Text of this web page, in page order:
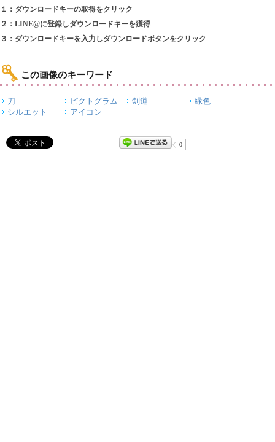
１：ダウンロードキーの取得をクリック
２：LINE@に登録しダウンロードキーを獲得
３：ダウンロードキーを入力しダウンロードボタンをクリック
この画像のキーワード
刀 ピクトグラム 剣道
緑色
シルエット
アイコン
0